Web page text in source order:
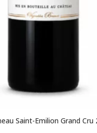
Saint-Emilion Grand Cru